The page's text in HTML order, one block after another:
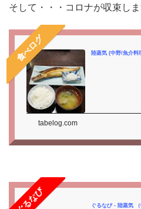
そして・・・コロナが収束しま
食べログ 陸蒸気 (中野/魚介料
tabelog.com
ぐるなび ぐるなび - 陸蒸気 （